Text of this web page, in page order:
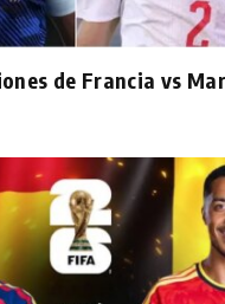
de Francia vs